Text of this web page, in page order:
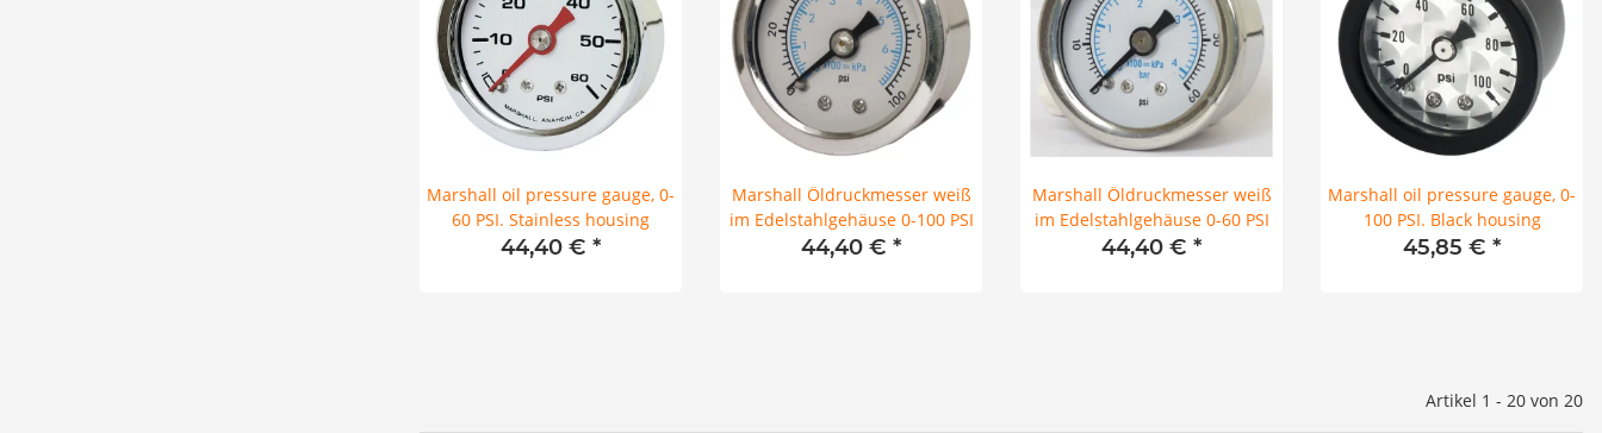
Marshall oil pressure gauge, 0-
60 PSI. Stainless housing
44,40 € *
Marshall Öldruckmesser weiß
im Edelstahlgehäuse 0-100 PSI
44,40 € *
Marshall Öldruckmesser weiß
im Edelstahlgehäuse 0-60 PSI
44,40 € *
Marshall oil pressure gauge, 0-
100 PSI. Black housing
45,85 € *
Artikel 1 - 20 von 20